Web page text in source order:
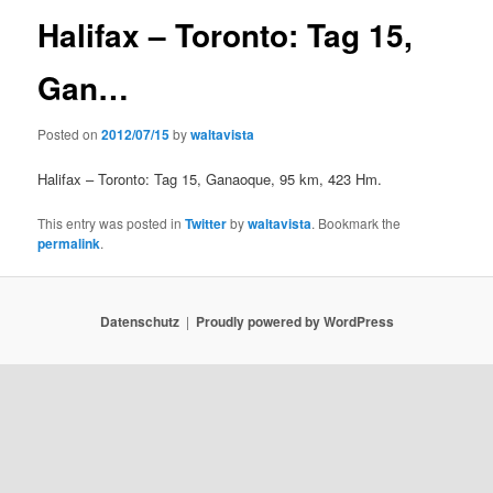
Halifax – Toronto: Tag 15,
Gan…
Posted on2012/07/15bywaltavista
Halifax – Toronto: Tag 15, Ganaoque, 95 km, 423 Hm.
This entry was posted inTwitterbywaltavista. Bookmark the
permalink.
Datenschutz Proudly powered by WordPress